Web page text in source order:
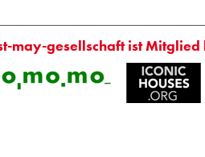
may-gesellschaft ist Mitglied